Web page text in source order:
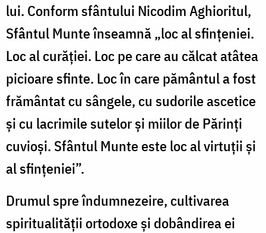
lui. Conform sfântului Nicodim Aghioritul,
Sfântul Munte înseamnă „loc al sfințeniei.
Loc al curăției. Loc pe care au călcat atâtea
picioare sfinte. Loc în care pământul a fost
frământat cu sângele, cu sudorile ascetice
și cu lacrimile sutelor și miilor de Părinți
cuvioși. Sfântul Munte este loc al virtuții și
al sfințeniei”.
Drumul spre îndumnezeire, cultivarea
spiritualității ortodoxe și dobândirea ei